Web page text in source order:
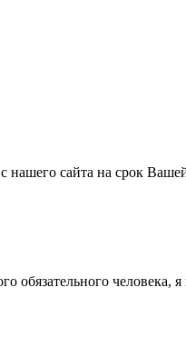
сайта на срок
человека,